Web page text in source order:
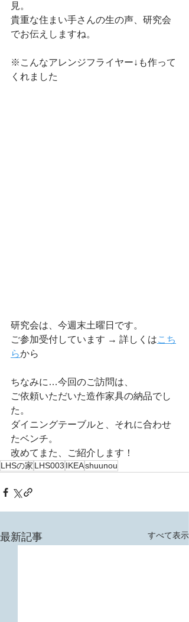
見。
貴重な住まい手さんの生の声、研究会
でお伝えしますね。
※こんなアレンジフライヤー↓も作って
くれました
研究会は、今週末土曜日です。
ご参加受付しています → 詳しくはこち
らから
ちなみに…今回のご訪問は、
ご依頼いただいた造作家具の納品でし
た。
ダイニングテーブルと、それに合わせ
たベンチ。
改めてまた、ご紹介します！
LHSの家 LHS003 IKEAshuunou
最新記事 すべて表示